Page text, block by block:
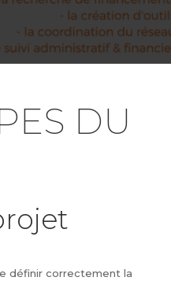
DU
définir correctement la